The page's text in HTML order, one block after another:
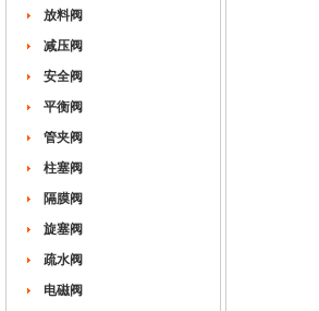
放料阀
减压阀
安全阀
平衡阀
管夹阀
柱塞阀
隔膜阀
旋塞阀
疏水阀
电磁阀